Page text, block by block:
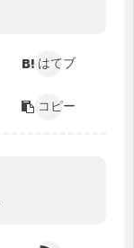
はてブ
コピー